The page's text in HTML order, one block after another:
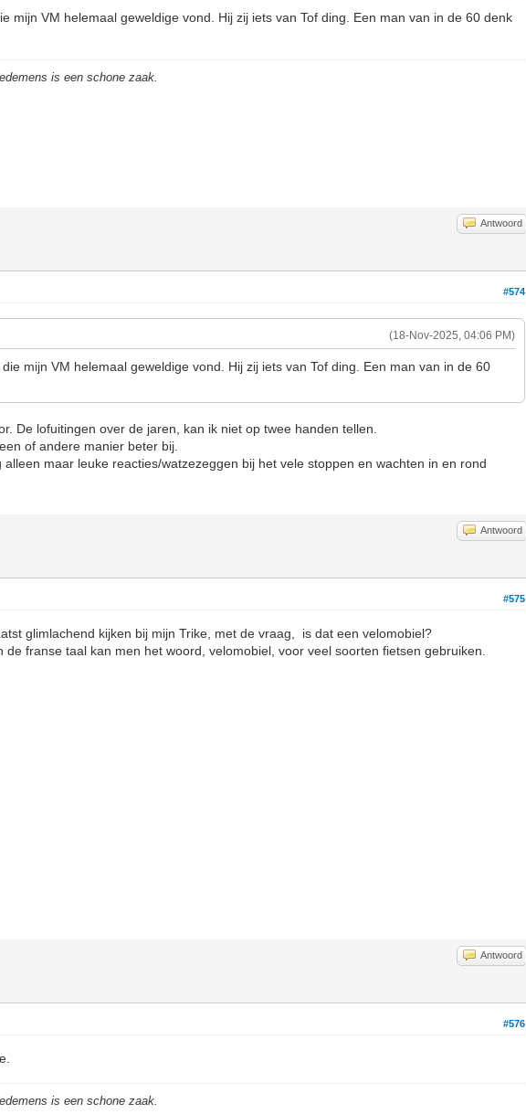
mijn VM helemaal geweldige vond. Hij zij iets van Tof ding. Een man van in de 60 denk
is een schone zaak.
Antwoord
#574
(18-Nov-2025, 04:06 PM)
mijn VM helemaal geweldige vond. Hij zij iets van Tof ding. Een man van in de 60
De lofuitingen over de jaren, kan ik niet op twee handen tellen.
of andere manier beter bij.
maar leuke reacties/watzezeggen bij het vele stoppen en wachten in en rond
Antwoord
#575
glimlachend kijken bij mijn Trike, met de vraag, is dat een velomobiel?
franse taal kan men het woord, velomobiel, voor veel soorten fietsen gebruiken.
Antwoord
#576
is een schone zaak.